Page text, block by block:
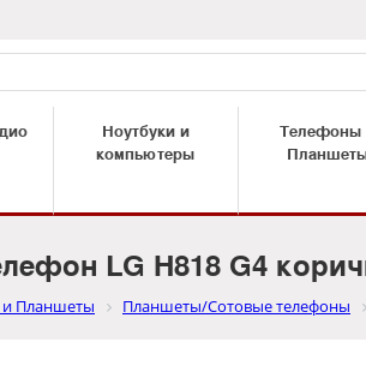
Ноутбуки и
компьютеры
Телефоны
LG H818 G4
Планшеты Планшеты/Сотовые телефоны